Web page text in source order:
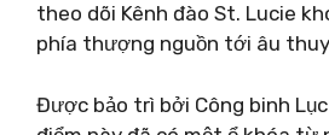
theo dõi Kênh đào St. Lucie
phía thượng nguồn tới âu
Được bảo trì bởi Công binh